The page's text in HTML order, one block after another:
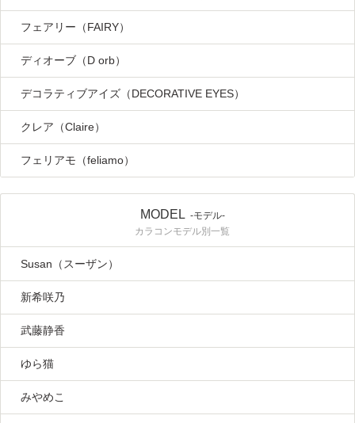
フェアリー（FAIRY）
ディオーブ（D orb）
デコラティブアイズ（DECORATIVE EYES）
クレア（Claire）
フェリアモ（feliamo）
MODEL -モデル-
カラコンモデル別一覧
Susan（スーザン）
新希咲乃
武藤静香
ゆら猫
みやめこ